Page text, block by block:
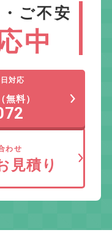
ご不安
中
対応
無料）
わせ
見積り